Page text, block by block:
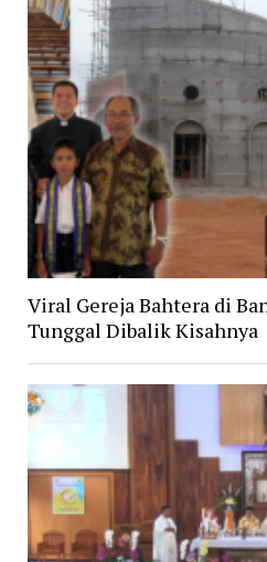
Viral Gereja Bahtera di
Tunggal Dibalik Kisahnya